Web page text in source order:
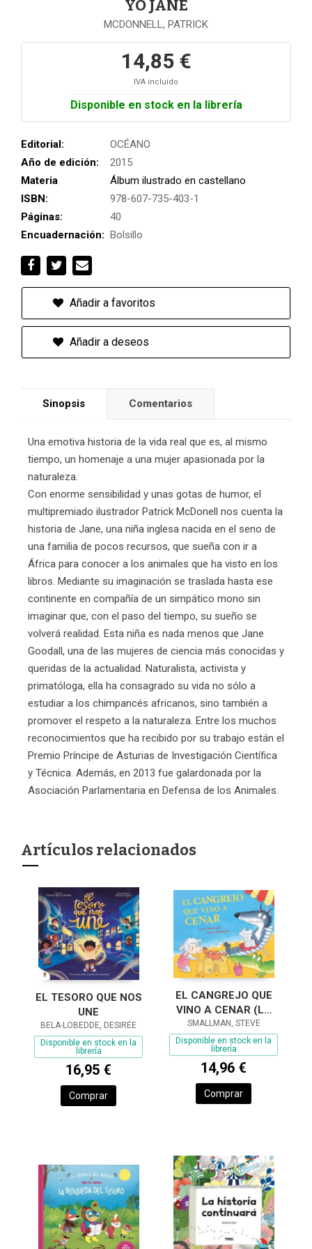
YO JANE
MCDONNELL, PATRICK
14,85 €
IVA incluido
Disponible en stock en la librería
Editorial:
OCÉANO
Año de edición:
2015
Materia
Álbum ilustrado en castellano
ISBN:
978-607-735-403-1
Páginas:
40
Encuadernación: Bolsillo
Añadir a favoritos
Añadir a deseos
Sinopsis Comentarios
Una emotiva historia de la vida real que es, al mismo
tiempo, un homenaje a una mujer apasionada por la
naturaleza.
Con enorme sensibilidad y unas gotas de humor, el
multipremiado ilustrador Patrick McDonell nos cuenta la
historia de Jane, una niña inglesa nacida en el seno de
una familia de pocos recursos, que sueña con ir a
África para conocer a los animales que ha visto en los
libros. Mediante su imaginación se traslada hasta ese
continente en compañía de un simpático mono sin
imaginar que, con el paso del tiempo, su sueño se
volverá realidad. Esta niña es nada menos que Jane
Goodall, una de las mujeres de ciencia más conocidas y
queridas de la actualidad. Naturalista, activista y
primatóloga, ella ha consagrado su vida no sólo a
estudiar a los chimpancés africanos, sino también a
promover el respeto a la naturaleza. Entre los muchos
reconocimientos que ha recibido por su trabajo están el
Premio Príncipe de Asturias de Investigación Científica
y Técnica. Además, en 2013 fue galardonada por la
Asociación Parlamentaria en Defensa de los Animales.
Artículos relacionados
EL TESORO QUE NOS
UNE
BELA-LOBEDDE, DESIRÉE
Disponible en stock en la
librería
16,95 €
Comprar
EL CANGREJO QUE
VINO A CENAR (LA
OVEJITA QUE VINO A
CENAR)
SMALLMAN, STEVE
Disponible en stock en la
librería
14,96 €
Comprar